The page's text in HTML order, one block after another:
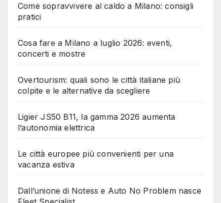
Come sopravvivere al caldo a Milano: consigli
pratici
Cosa fare a Milano a luglio 2026: eventi,
concerti e mostre
Overtourism: quali sono le città italiane più
colpite e le alternative da scegliere
Ligier JS50 B11, la gamma 2026 aumenta
l’autonomia elettrica
Le città europee più convenienti per una
vacanza estiva
Dall’unione di Notess e Auto No Problem nasce